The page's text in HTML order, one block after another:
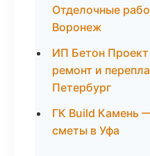
Отделочные
Воронеж
ИП Бетон
ремонт и
Петербург
ГК Build Камень
сметы в Уфа